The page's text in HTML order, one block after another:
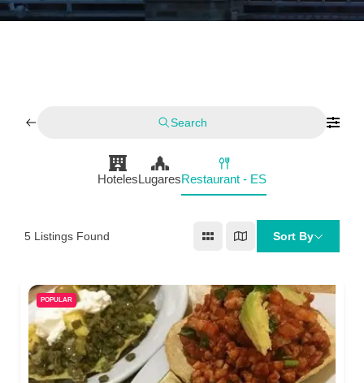
Search
HotelesLugaresRestaurant - ES
5 Listings Found Sort By
POPULAR